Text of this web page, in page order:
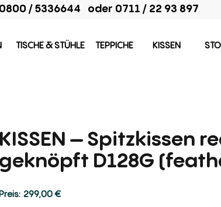
/ 5336644 oder 0711 / 22 93 897
TISCHE & STÜHLE TEPPICHE KISSEN
KISSEN – Spitzkissen
geknöpft D128G
299,00€